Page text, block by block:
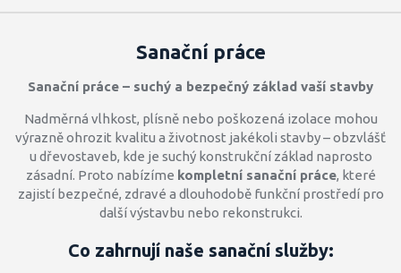
Sanační práce
Sanační práce – suchý a bezpečný základ vaší stavby
Nadměrná vlhkost, plísně nebo poškozená izolace mohou
výrazně ohrozit kvalitu a životnost jakékoli stavby – obzvlášť
u dřevostaveb, kde je suchý konstrukční základ naprosto
zásadní. Proto nabízíme kompletní sanační práce, které
zajistí bezpečné, zdravé a dlouhodobě funkční prostředí pro
další výstavbu nebo rekonstrukci.
Co zahrnují naše sanační služby: